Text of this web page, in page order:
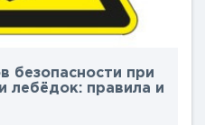
безопасности при
лебёдок: правила и